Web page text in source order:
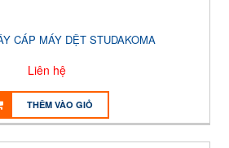
CÁP MÁY DỆT STUDAKOMA
Liên hệ
THÊM VÀO GIỎ